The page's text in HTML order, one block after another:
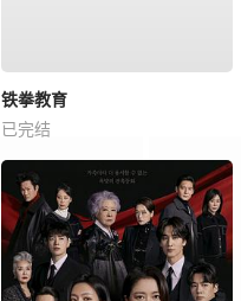
铁拳教育
已完结